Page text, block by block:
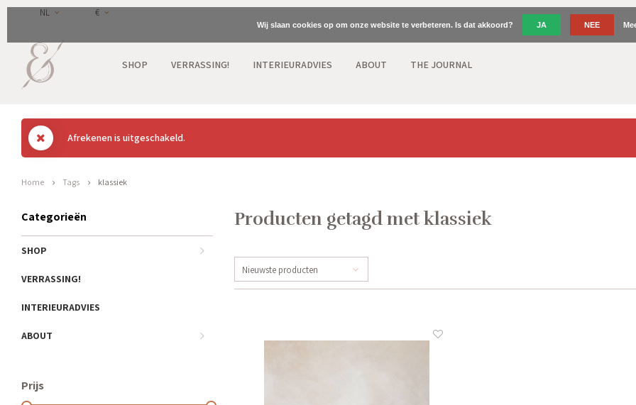
NL €
SHOP VERRASSING! INTERIEURADVIES ABOUT THE JOURNAL
Afrekenen is uitgeschakeld.
Home Tags klassiek
Categorieën
SHOP
VERRASSING!
INTERIEURADVIES
ABOUT
Prijs
Producten getagd met klassiek
Nieuwste producten
Wij slaan cookies op om onze website te verbeteren. Is dat akkoord? JA NEE